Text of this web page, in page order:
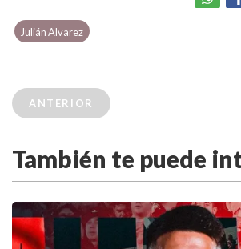
Julián Alvarez
ANTERIOR
También te puede